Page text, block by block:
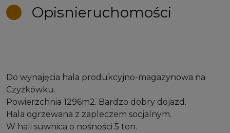
Opisnieruchomości
Do wynajęcia hala produkcyjno-magazynowa na
Czyżkówku.
Powierzchnia 1296m2. Bardzo dobry dojazd.
Hala ogrzewana z zapleczem socjalnym.
W hali suwnica o nośności 5 ton.